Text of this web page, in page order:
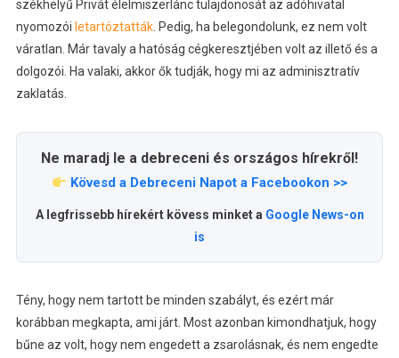
székhelyű Privát élelmiszerlánc tulajdonosát az adóhivatal
nyomozói letartóztatták. Pedig, ha belegondolunk, ez nem volt
váratlan. Már tavaly a hatóság cégkeresztjében volt az illető és a
dolgozói. Ha valaki, akkor ők tudják, hogy mi az adminisztratív
zaklatás.
Ne maradj le a debreceni és országos hírekről!
Kövesd a Debreceni Napot a Facebookon >>
A legfrissebb hírekért kövess minket a Google News-on
is
Tény, hogy nem tartott be minden szabályt, és ezért már
korábban megkapta, ami járt. Most azonban kimondhatjuk, hogy
bűne az volt, hogy nem engedett a zsarolásnak, és nem engedte